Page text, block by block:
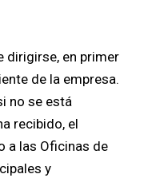
dirigirse, en primer
de la empresa.
no se está
recibido, el
a las Oficinas de
y